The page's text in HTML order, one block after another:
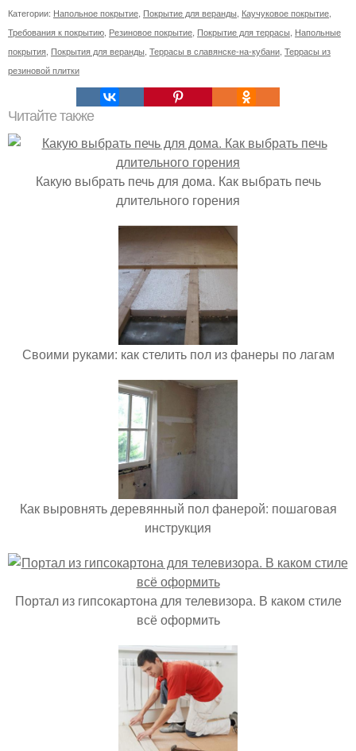
Категории: Напольное покрытие Покрытие для веранды Каучуковое покрытие
Требования к покрытию Резиновое покрытие Покрытие для террасы Напольные
покрытия Покрытия для веранды Террасы в славянске-на-кубани Террасы из
резиновой плитки
Читайте также
Какую выбрать печь для дома. Как выбрать печь
длительного горения
Своими руками: как стелить пол из фанеры по лагам
Как выровнять деревянный пол фанерой: пошаговая
инструкция
Портал из гипсокартона для телевизора. В каком стиле
всё оформить